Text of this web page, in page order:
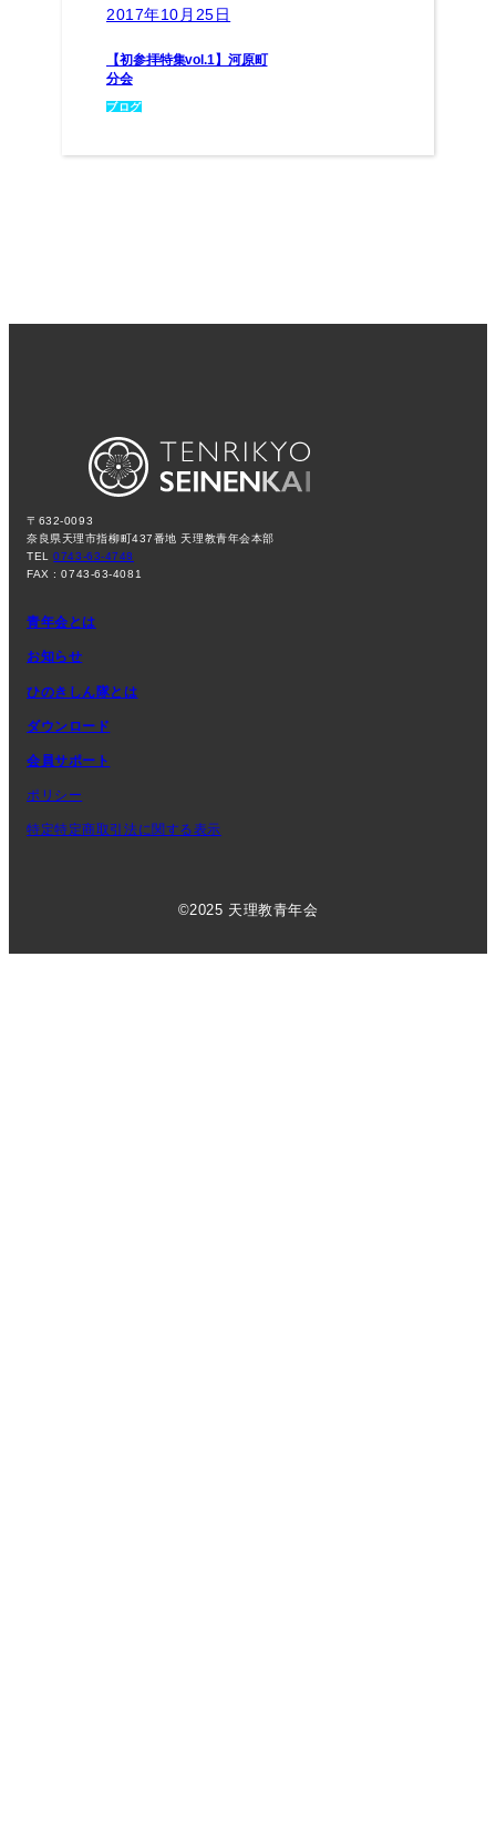
2017年10月25日
【初参拝特集vol.1】河原町
分会
ブログ
〒632-0093
奈良県天理市指柳町437番地 天理教青年会本部
TEL0743-63-4748
FAX : 0743-63-4081
青年会とは
お知らせ
ひのきしん隊とは
ダウンロード
会員サポート
ポリシー
特定特定商取引法に関する表示
©2025 天理教青年会